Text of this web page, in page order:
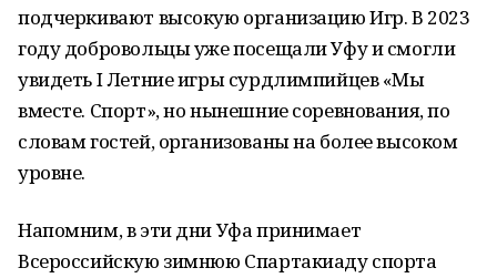
подчеркивают высокую организацию Игр. В 2023
году добровольцы уже посещали Уфу и смогли
увидеть I Летние игры сурдлимпийцев «Мы
вместе. Спорт», но нынешние соревнования, по
словам гостей, организованы на более высоком
уровне.
Напомним, в эти дни Уфа принимает
Всероссийскую зимнюю Спартакиаду спорта